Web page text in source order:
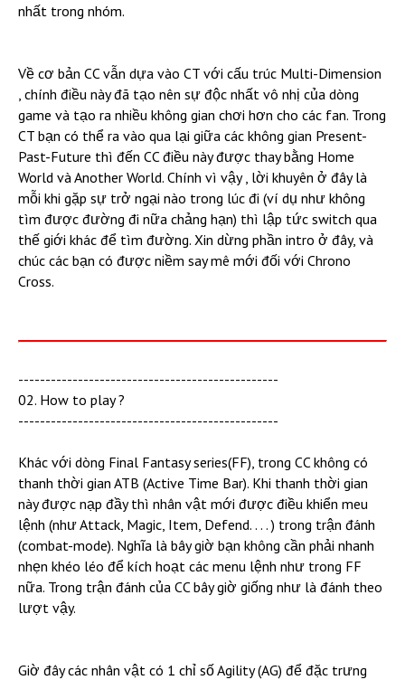
nhất trong nhóm.
Về cơ bản CC vẫn dựa vào CT với cấu trúc Multi-Dimension
, chính điều này đã tạo nên sự độc nhất vô nhị của dòng
game và tạo ra nhiều không gian chơi hơn cho các fan. Trong
CT bạn có thể ra vào qua lại giữa các không gian Present-
Past-Future thì đến CC điều này được thay bằng Home
World và Another World. Chính vì vậy , lời khuyên ở đây là
mỗi khi gặp sự trở ngại nào trong lúc đi (ví dụ như không
tìm được đường đi nữa chảng hạn) thì lập tức switch qua
thế giới khác để tìm đường. Xin dừng phần intro ở đây, và
chúc các bạn có được niềm say mê mới đối với Chrono
Cross.
------------------------------------------------
02. How to play ?
------------------------------------------------
Khác với dòng Final Fantasy series(FF), trong CC không có
thanh thời gian ATB (Active Time Bar). Khi thanh thời gian
này được nạp đầy thì nhân vật mới được điều khiển meu
lệnh (như Attack, Magic, Item, Defend. . . . ) trong trận đánh
(combat-mode). Nghĩa là bây giờ bạn không cần phải nhanh
nhẹn khéo léo để kích hoạt các menu lệnh như trong FF
nữa. Trong trận đánh của CC bây giờ giống như là đánh theo
lượt vậy.
Giờ đây các nhân vật có 1 chỉ số Agility (AG) để đặc trưng